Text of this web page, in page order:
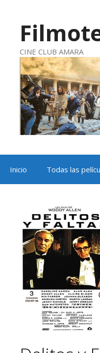
CINE CLUB AMARA
Inicio Todas las